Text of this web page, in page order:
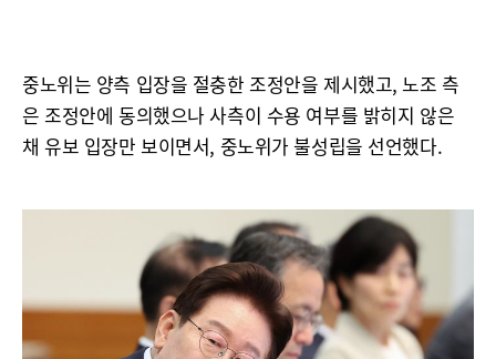
중노위는 양측 입장을 절충한 조정안을 제시했고, 노조 측
은 조정안에 동의했으나 사측이 수용 여부를 밝히지 않은
채 유보 입장만 보이면서, 중노위가 불성립을 선언했다.